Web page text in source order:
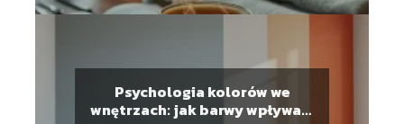
Psychologia kolorów we
wnętrzach: jak barwy wpływają